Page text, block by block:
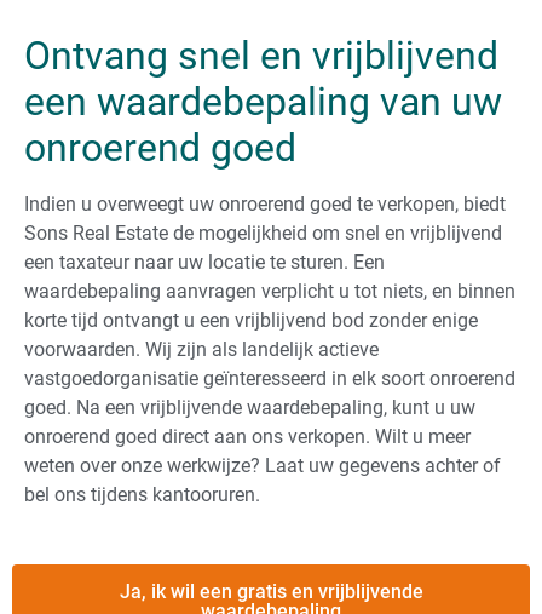
Ontvang snel en vrijblijvend
een waardebepaling van uw
onroerend goed
Indien u overweegt uw onroerend goed te verkopen, biedt
Sons Real Estate de mogelijkheid om snel en vrijblijvend
een taxateur naar uw locatie te sturen. Een
waardebepaling aanvragen verplicht u tot niets, en binnen
korte tijd ontvangt u een vrijblijvend bod zonder enige
voorwaarden. Wij zijn als landelijk actieve
vastgoedorganisatie geïnteresseerd in elk soort onroerend
goed. Na een vrijblijvende waardebepaling, kunt u uw
onroerend goed direct aan ons verkopen. Wilt u meer
weten over onze werkwijze? Laat uw gegevens achter of
bel ons tijdens kantooruren.
Ja, ik wil een gratis en vrijblijvende